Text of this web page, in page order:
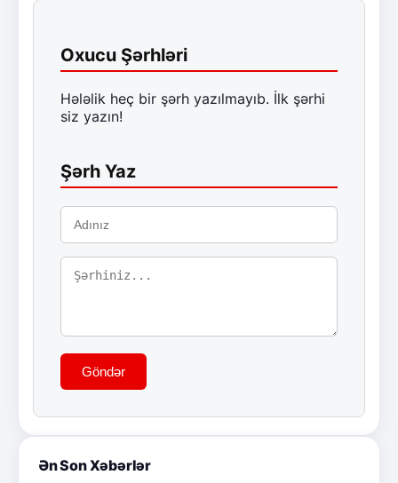
Oxucu Şərhləri
Hələlik heç bir şərh yazılmayıb. İlk şərhi
siz yazın!
Şərh Yaz
Göndər
Ən Son Xəbərlər